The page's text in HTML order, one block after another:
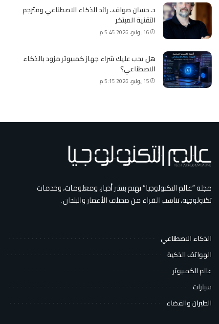
د. حسان صواف.. رائد الذكاء الاصطناعي ومترجم
التقنية المبتكر
16 يوليو، 2026 5:45 م
هل يجب عليك شراء جهاز كمبيوتر مزود بالذكاء
الاصطناعي؟
15 يوليو، 2026 5:15 م
مجلة “عالم التكنولوجيا” تهتم بنشر أخبار، ومعلومات، وخدمات
تكنولوجية، تناسب القراء من مختلف الأعمار والبلدان.
الذكاء الاصطناعي
الهواتف الذكية
عالم الكمبيوتر
سيارات
الطيران والفضاء